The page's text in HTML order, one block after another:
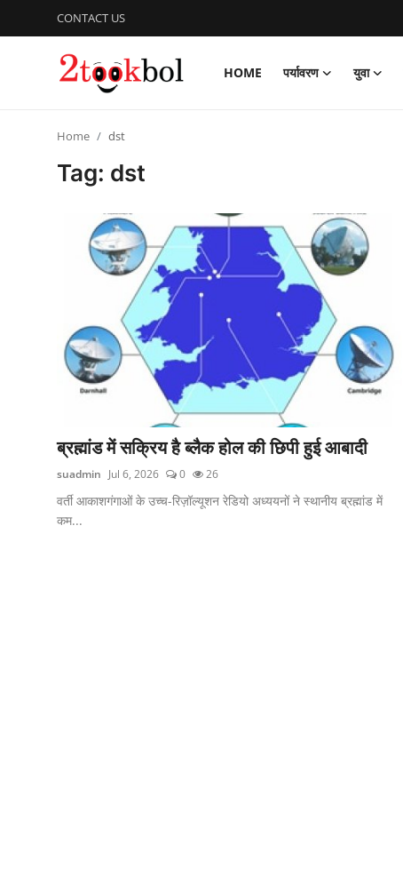
CONTACT US
HOME पर्यावरण युवा
CONTACT US
Gallery
Home dst
Tag: dst
ब्रह्मांड में सक्रिय है ब्लैक होल की छिपी हुई आबादी
suadmin Jul 6, 2026 0 26
वर्ती आकाशगंगाओं के उच्च-रिज़ॉल्यूशन रेडियो अध्ययनों ने स्थानीय ब्रह्मांड में
कम...